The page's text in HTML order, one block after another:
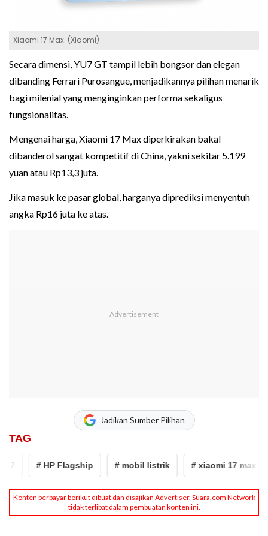
Xiaomi 17 Max. (Xiaomi)
Secara dimensi, YU7 GT tampil lebih bongsor dan elegan
dibanding Ferrari Purosangue, menjadikannya pilihan menarik
bagi milenial yang menginginkan performa sekaligus
fungsionalitas.
Mengenai harga, Xiaomi 17 Max diperkirakan bakal
dibanderol sangat kompetitif di China, yakni sekitar 5.199
yuan atau Rp13,3 juta.
Jika masuk ke pasar global, harganya diprediksi menyentuh
angka Rp16 juta ke atas.
Jadikan Sumber Pilihan
TAG
# HP Flagship # mobil listrik # xiaomi 17 max